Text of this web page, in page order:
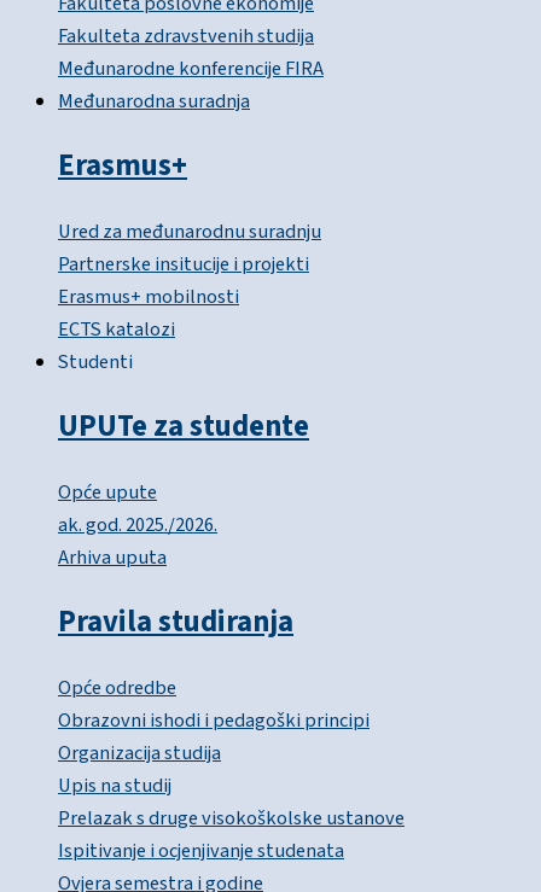
Fakulteta zdravstvenih studija
Međunarodne konferencije FIRA
Međunarodna suradnja
Erasmus+
Ured za međunarodnu suradnju
Partnerske insitucije i projekti
Erasmus+ mobilnosti
ECTS katalozi
Studenti
UPUTe za studente
Opće upute
ak. god. 2025./2026.
Arhiva uputa
Pravila studiranja
Opće odredbe
Obrazovni ishodi i pedagoški principi
Organizacija studija
Upis na studij
Prelazak s druge visokoškolske ustanove
Ispitivanje i ocjenjivanje studenata
Ovjera semestra i godine